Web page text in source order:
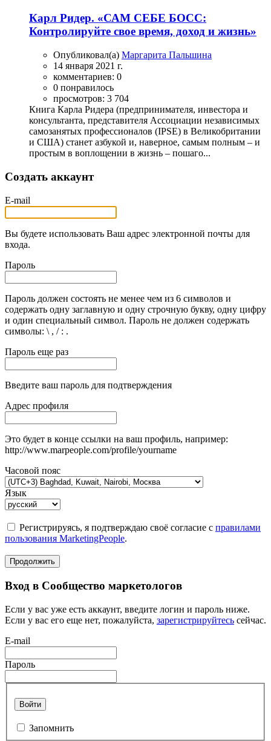
Карл Ридер. «САМ СЕБЕ БОСС:
Контролируйте свое время, доход и жизнь»
Опубликовал(а) Маргарита Пальшина
14 января 2021 г.
комментариев: 0
0 понравилось
просмотров: 3 704
Книга Карла Ридера (предпринимателя, инвестора и
консультанта, представителя Ассоциации независимых
самозанятых профессионалов (IPSE) в Великобритании
и США) станет азбукой и, наверное, самым полным – и
простым в воплощении в жизнь – пошаго...
Создать аккаунт
E-mail
Вы будете использовать Ваш адрес электронной почты для
входа.
Пароль
Пароль должен состоять не менее чем из 6 символов и
содержать одну заглавную и одну строчную букву, одну цифру
и один специальный символ. Пароль не должен содержать
символы: \ , / : .
Пароль еще раз
Введите ваш пароль для подтверждения
Адрес профиля
Это будет в конце ссылки на ваш профиль, например:
http://www.marpeople.com/profile/yourname
Часовой пояс
Язык
Регистрируясь, я подтверждаю своё согласие с правилами
пользования MarketingPeople.
Продолжить
Вход в Сообщество маркетологов
Если у вас уже есть аккаунт, введите логин и пароль ниже.
Если у вас его еще нет, пожалуйста, зарегистрируйтесь сейчас.
E-mail
Пароль
Войти
Запомнить